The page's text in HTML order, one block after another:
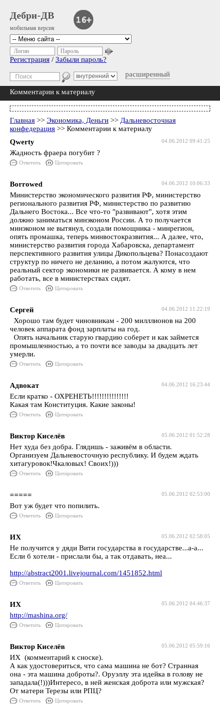
Дебри-ДВ
мобильная версия
расширенный
Логин Пароль
Регистрация / Забыли пароль?
Комментарии к материалу
Главная >> Экономика, Деньги >> Дальневосточная
конфедерация >> Комментарии к материалу
04.06.2012 09:41:25
Qwerty
Жадность фраера погубит ?
Ответить Цитировать
04.06.2012 10:06:33
Borrowed
Министерство экономического развития РФ, министерство
регионального развития РФ, министерство по развитию
Дальнего Востока... Все что-то "развивают", хотя этим
должно заниматься минэконом России. А то получается
минэконом не вытянул, создали помощника - минрегион,
опять промашка, теперь минвостокразвития... А далее, что,
министерство развития города Хабаровска, департамент
перспективного развития улицы Дикопольцева? Понасоздают
структур по ничего не деланию, а потом жалуются, что
реальный сектор экономики не развивается. А кому в нем
работать, все в министерствах сидят.
Ответить Цитировать
04.06.2012 11:22:19
Сергей
Хорошо там будет чиновникам - 200 милллионов на 200
человек аппарата фонд зарплаты на год.
Опять начальник старую гвардию соберет и как займется
промышленностью, а то почти все заводы за двадцать лет
умерли.
Ответить Цитировать
04.06.2012 16:23:44
Адвокат
Если кратко - ОХРЕНЕТЬ!!!!!!!!!!!!!!!
Какая там Конституция. Какие законы!
Ответить Цитировать
05.06.2012 01:52:28
Виктор Киселёв
Нет худа без добра. Глядишь - заживём в области.
Организуем Дальневосточную республику. И будем ждать
хитагуровок!Чкаловых! Своих!)))
Ответить Цитировать
05.06.2012 02:53:00
=====
Вот уж будет что попилить.
Ответить Цитировать
05.06.2012 02:58:05
ИХ
Не получится у дяди Вити государства в государстве...а-а...
Если б хотели - прислали бы, а так отдавать, неа...
http://abstract2001.livejournal.com/1451852.html
Ответить Цитировать
05.06.2012 04:46:37
ИХ
http://mashina.org/
Ответить Цитировать
05.06.2012 05:59:16
Виктор Киселёв
ИХ (комментарий к сноске).
А как удостовериться, что сама машина не бот? Странная
она - эта машина доброты?. Оруэллу эта идейка в голову не
западала(!)))Интересо, в ней женская доброта или мужская?
От матери Терезы или РПЦ?
Ответить Цитировать